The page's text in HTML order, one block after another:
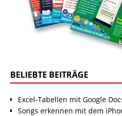
BELIEBTE BEITRÄGE
Excel-Tabellen mit Google
Songs erkennen mit dem